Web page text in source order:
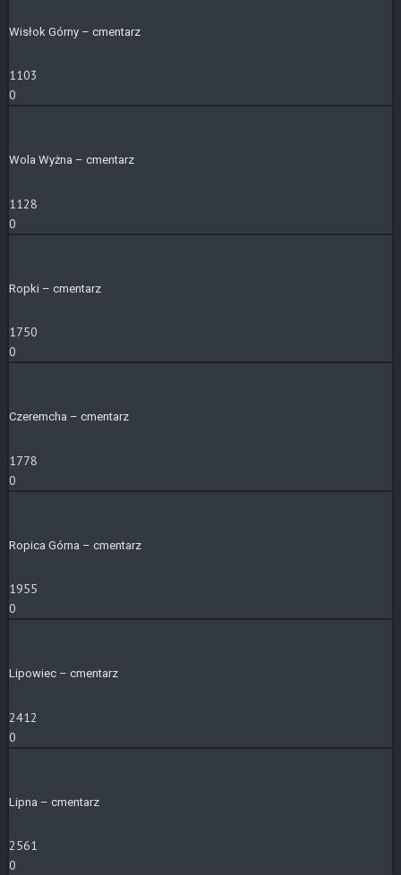
Wisłok Górny – cmentarz
1103
0
Wola Wyżna – cmentarz
1128
0
Ropki – cmentarz
1750
0
Czeremcha – cmentarz
1778
0
Ropica Górna – cmentarz
1955
0
Lipowiec – cmentarz
2412
0
Lipna – cmentarz
2561
0